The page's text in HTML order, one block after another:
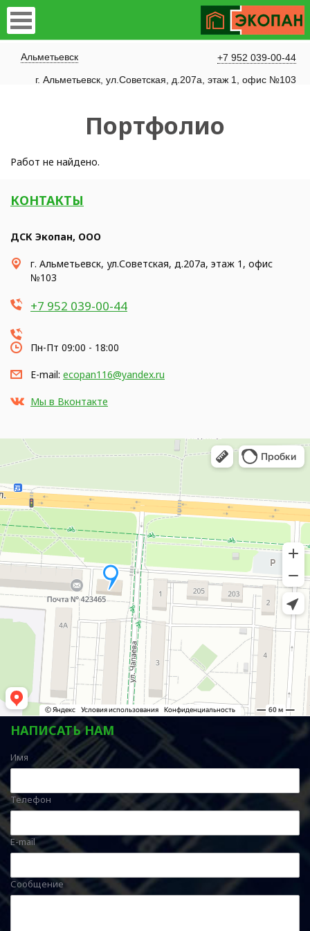
Альметьевск
+7 952 039-00-44
г. Альметьевск, ул.Советская, д.207а, этаж 1, офис №103
Портфолио
Работ не найдено.
КОНТАКТЫ
ДСК Экопан, ООО
г. Альметьевск, ул.Советская, д.207а, этаж 1, офис
№103
+7 952 039-00-44
Пн-Пт 09:00 - 18:00
E-mail: ecopan116@yandex.ru
Мы в Вконтакте
НАПИСАТЬ НАМ
Имя
Телефон
E-mail
Сообщение